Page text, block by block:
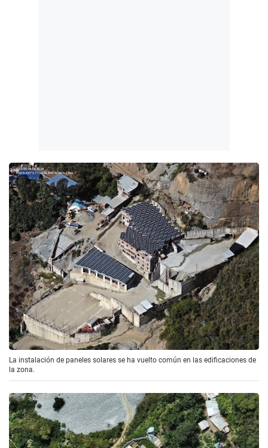
La instalación de paneles solares se ha vuelto común en las edificaciones de
la zona.